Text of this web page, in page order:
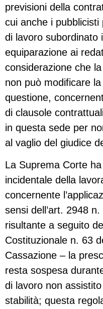
previsioni della
cui anche i
di lavoro subordinato
equiparazione ai
considerazione che
non può modificare
questione,
di clausole
in questa sede per
al vaglio del giudice
La Suprema Corte
incidentale della
concernente
sensi dell’art. 2948
risultante a seguito
Costituzionale n. 63
Cassazione – la
resta sospesa
di lavoro non
stabilità; questa